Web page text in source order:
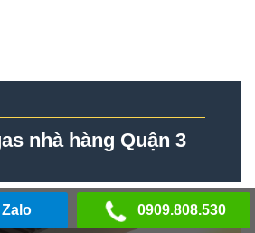
nhà hàng Quận 3
0909.808.530